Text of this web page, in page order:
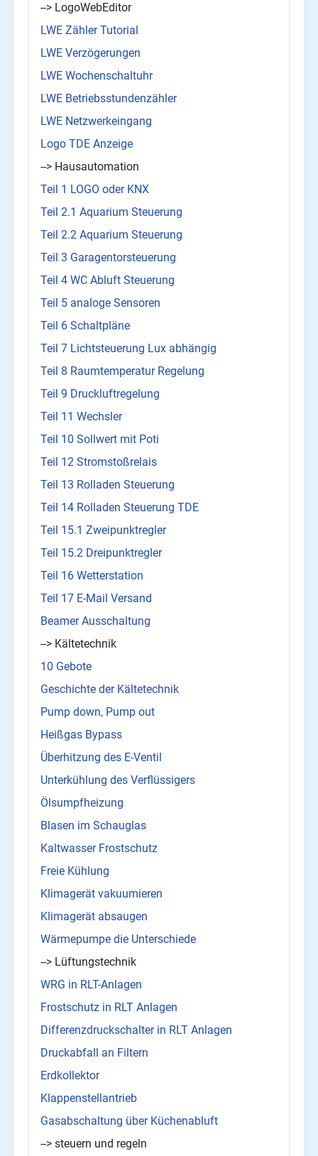
--> LogoWebEditor
LWE Zähler Tutorial
LWE Verzögerungen
LWE Wochenschaltuhr
LWE Betriebsstundenzähler
LWE Netzwerkeingang
Logo TDE Anzeige
--> Hausautomation
Teil 1 LOGO oder KNX
Teil 2.1 Aquarium Steuerung
Teil 2.2 Aquarium Steuerung
Teil 3 Garagentorsteuerung
Teil 4 WC Abluft Steuerung
Teil 5 analoge Sensoren
Teil 6 Schaltpläne
Teil 7 Lichtsteuerung Lux abhängig
Teil 8 Raumtemperatur Regelung
Teil 9 Druckluftregelung
Teil 11 Wechsler
Teil 10 Sollwert mit Poti
Teil 12 Stromstoßrelais
Teil 13 Rolladen Steuerung
Teil 14 Rolladen Steuerung TDE
Teil 15.1 Zweipunktregler
Teil 15.2 Dreipunktregler
Teil 16 Wetterstation
Teil 17 E-Mail Versand
Beamer Ausschaltung
--> Kältetechnik
10 Gebote
Geschichte der Kältetechnik
Pump down, Pump out
Heißgas Bypass
Überhitzung des E-Ventil
Unterkühlung des Verflüssigers
Ölsumpfheizung
Blasen im Schauglas
Kaltwasser Frostschutz
Freie Kühlung
Klimagerät vakuumieren
Klimagerät absaugen
Wärmepumpe die Unterschiede
--> Lüftungstechnik
WRG in RLT-Anlagen
Frostschutz in RLT Anlagen
Differenzdruckschalter in RLT Anlagen
Druckabfall an Filtern
Erdkollektor
Klappenstellantrieb
Gasabschaltung über Küchenabluft
--> steuern und regeln